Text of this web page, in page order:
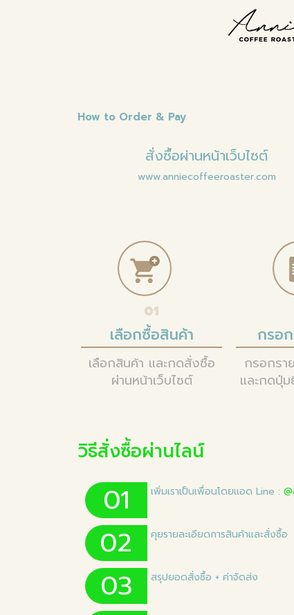
How to Order & Pay
สั่งซื้อผ่านหน้าเว็บไซต์
www.anniecoffeeroaster.com
01
เลือกซื้อสินค้า
เลือกสินค้า และกดสั่งซื้อ
ผ่านหน้าเว็บไซต์
กรอ
กรอกรา
และกดปุ่
วิธีสั่งซื้อผ่านไลน์
01 เพิ่มเราเป็นเพื่อนโดยแอด Line :
02 คุยรายละเอียดการสินค้าและสั่งซื้อ
03 สรุปยอดสั่งซื้อ + ค่าจัดส่ง